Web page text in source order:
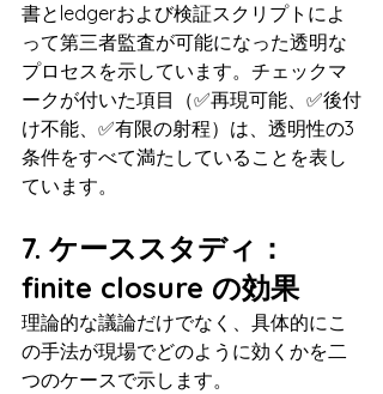
書とledgerおよび検証スクリプトによ
って第三者監査が可能になった透明な
プロセスを示しています。チェックマ
ークが付いた項目（✅再現可能、✅後付
け不能、✅有限の射程）は、透明性の3
条件をすべて満たしていることを表し
ています。
7. ケーススタディ：
finite closure の効果
理論的な議論だけでなく、具体的にこ
の手法が現場でどのように効くかを二
つのケースで示します。